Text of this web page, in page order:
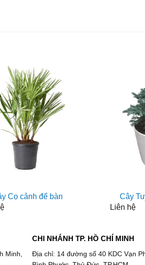
Cọ cảnh để bàn
Cây
Liên hệ
Minh,
CHI NHÁNH TP. HỒ CHÍ MINH
Địa chỉ: 14 đường số 40 KDC Vạn